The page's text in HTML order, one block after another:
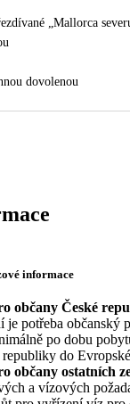
„Mallorca
dovolenou
informace
občany České
je potřeba občanský
po dobu
do
občany ostatních
a vízových